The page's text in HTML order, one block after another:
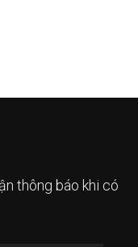
thông báo khi có